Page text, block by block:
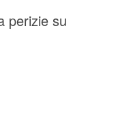
perizie su